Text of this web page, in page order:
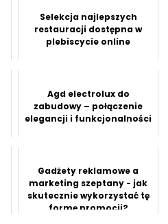
Selekcja najlepszych
restauracji dostępna w
plebiscycie online
Agd electrolux do
zabudowy – połączenie
elegancji i funkcjonalności
Gadżety reklamowe a
marketing szeptany - jak
skutecznie wykorzystać tę
formę promocji?